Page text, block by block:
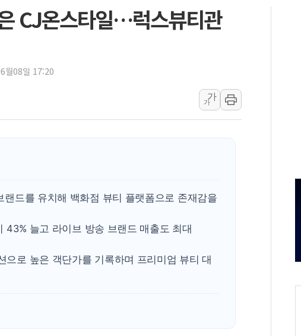
[종합] 美 7월 고용 2만3000명 감소 '쇼크'…9월 금리 인상 기대 후퇴
[사진] 이슬람 수니파 3개국, 공동방위협정 체결
특정 정치인 측근 포항시 정책특보 내정설...포항시 '시끌'
李 "해남 태양광, 대한민국 다음 100년 밑거름…수도권 집중 완화 전환점"
CJ온스타일…럭스뷰티관
월08일 17:20
가
가
드를 유치해 백화점 뷰티 플랫폼으로 존재감을
늘고 라이브 방송 브랜드 매출도 최대
로 높은 객단가를 기록하며 프리미엄 뷰티 대